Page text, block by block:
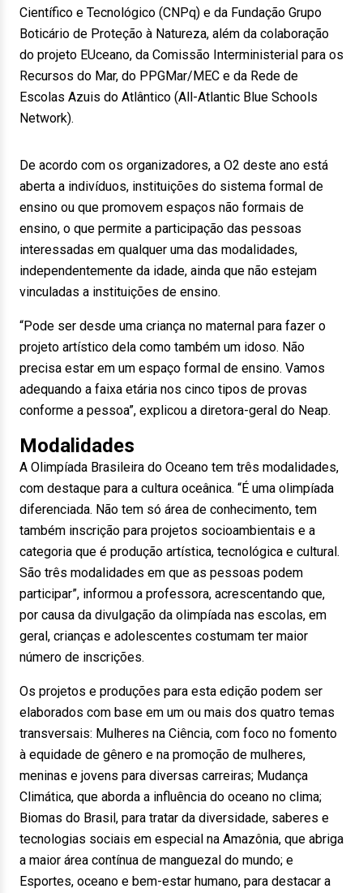
Científico e Tecnológico (CNPq) e da Fundação Grupo
Boticário de Proteção à Natureza, além da colaboração
do projeto EUceano, da Comissão Interministerial para os
Recursos do Mar, do PPGMar/MEC e da Rede de
Escolas Azuis do Atlântico (All-Atlantic Blue Schools
Network).
De acordo com os organizadores, a O2 deste ano está
aberta a indivíduos, instituições do sistema formal de
ensino ou que promovem espaços não formais de
ensino, o que permite a participação das pessoas
interessadas em qualquer uma das modalidades,
independentemente da idade, ainda que não estejam
vinculadas a instituições de ensino.
“Pode ser desde uma criança no maternal para fazer o
projeto artístico dela como também um idoso. Não
precisa estar em um espaço formal de ensino. Vamos
adequando a faixa etária nos cinco tipos de provas
conforme a pessoa”, explicou a diretora-geral do Neap.
Modalidades
A Olimpíada Brasileira do Oceano tem três modalidades,
com destaque para a cultura oceânica. “É uma olimpíada
diferenciada. Não tem só área de conhecimento, tem
também inscrição para projetos socioambientais e a
categoria que é produção artística, tecnológica e cultural.
São três modalidades em que as pessoas podem
participar”, informou a professora, acrescentando que,
por causa da divulgação da olimpíada nas escolas, em
geral, crianças e adolescentes costumam ter maior
número de inscrições.
Os projetos e produções para esta edição podem ser
elaborados com base em um ou mais dos quatro temas
transversais: Mulheres na Ciência, com foco no fomento
à equidade de gênero e na promoção de mulheres,
meninas e jovens para diversas carreiras; Mudança
Climática, que aborda a influência do oceano no clima;
Biomas do Brasil, para tratar da diversidade, saberes e
tecnologias sociais em especial na Amazônia, que abriga
a maior área contínua de manguezal do mundo; e
Esportes, oceano e bem-estar humano, para destacar a